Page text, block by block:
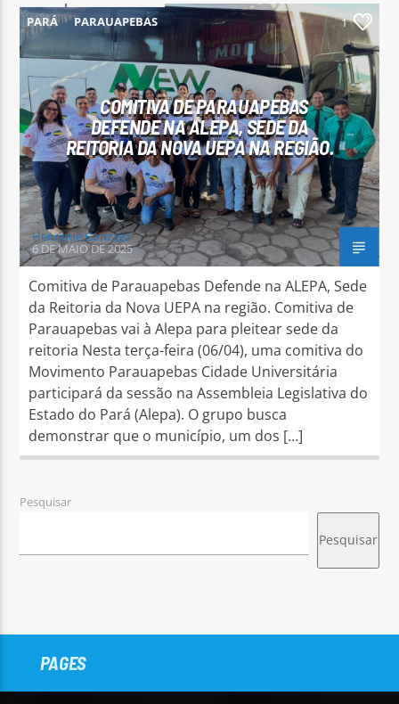
PARÁ PARAUAPEBAS 1
COMITIVA DE PARAUAPEBAS
DEFENDE NA ALEPA, SEDE DA
REITORIA DA NOVA UEPA NA REGIÃO.
Henrique Gonzaga
6 DE MAIO DE 2025
Comitiva de Parauapebas Defende na ALEPA, Sede
da Reitoria da Nova UEPA na região. Comitiva de
Parauapebas vai à Alepa para pleitear sede da
reitoria Nesta terça-feira (06/04), uma comitiva do
Movimento Parauapebas Cidade Universitária
participará da sessão na Assembleia Legislativa do
Estado do Pará (Alepa). O grupo busca
demonstrar que o município, um dos […]
Pesquisar
Pesquisar
PAGES